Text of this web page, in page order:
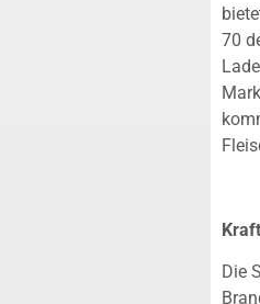
70
Die